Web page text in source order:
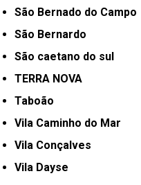
São Bernado do Campo
São Bernardo
São caetano do sul
TERRA NOVA
Taboão
Vila Caminho do Mar
Vila Conçalves
Vila Dayse